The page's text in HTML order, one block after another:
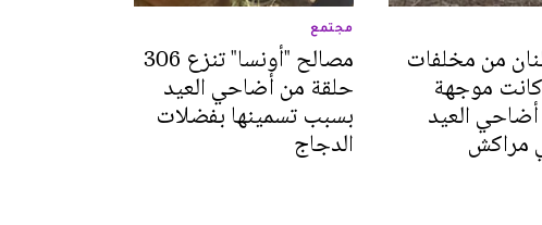
من مخلفات
موجهة
العيد
مراكش
مجتمع
مصالح "أونسا" تنزع 306
حلقة من أضاحي العيد
بسبب تسمينها بفضلات
الدجاج